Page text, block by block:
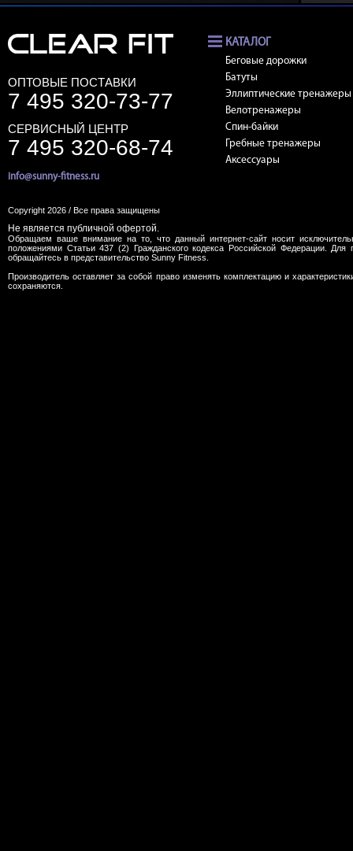
ОПТОВЫЕ ПОСТАВКИ
7 495 320-73-77
СЕРВИСНЫЙ ЦЕНТР
7 495 320-68-74
info@sunny-fitness.ru
КАТАЛОГ
Беговые дорожки
Батуты
Эллиптические тренажеры
Велотренажеры
Спин-байки
Гребные тренажеры
Аксессуары
Copyright 2026 / Все права защищены
Не является публичной офертой.
Обращаем ваше внимание на то, что данный интернет-сайт носит
положениями Статьи 437 (2) Гражданского кодекса Российской Федерации.
обращайтесь в представительство Sunny Fitness.
Производитель оставляет за собой право изменять комплектацию и
сохраняются.